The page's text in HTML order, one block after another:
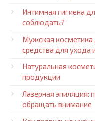
Интимная гигиена
соблюдать?
Мужская косметика
средства для ухода
Натуральная
продукции
Лазерная эпиляция:
обращать внимание